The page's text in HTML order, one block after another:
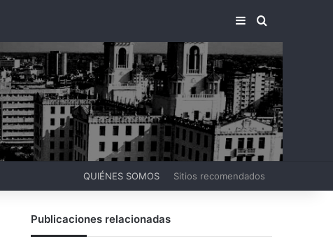
BARRA LATERAL
BUSCAR
QUIÉNES SOMOS Sitios recomendados
Publicaciones relacionadas